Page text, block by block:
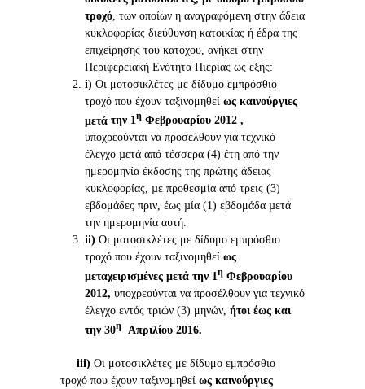
τροχό , των οποίων η αναγραφόμενη στην άδεια
κυκλοφορίας διεύθυνση κατοικίας ή έδρα της
επιχείρησης του κατόχου, ανήκει στην
Περιφερειακή Ενότητα Πιερίας ως εξής:
i) Οι μοτοσικλέτες με δίδυμο εμπρόσθιο
τροχό που έχουν ταξινομηθεί ως καινούργιες
μετά την 1η Φεβρουαρίου 2012 ,
υποχρεούνται να προσέλθουν για τεχνικό
έλεγχο µετά από τέσσερα (4) έτη από την
ημερομηνία έκδοσης της πρώτης άδειας
κυκλοφορίας, µε προθεσμία από τρεις (3)
εβδομάδες πριν, έως µία (1) εβδομάδα µετά
την ημερομηνία αυτή.
ii) Οι μοτοσικλέτες με δίδυμο εμπρόσθιο
τροχό που έχουν ταξινομηθεί ως
μεταχειρισμένες μετά την 1η Φεβρουαρίου
2012, υποχρεούνται να προσέλθουν για τεχνικό
έλεγχο εντός τριών (3) μηνών, ήτοι έως και
την 30η Απριλίου 2016.
iii) Οι μοτοσικλέτες με δίδυμο εμπρόσθιο
τροχό που έχουν ταξινομηθεί ως καινούργιες